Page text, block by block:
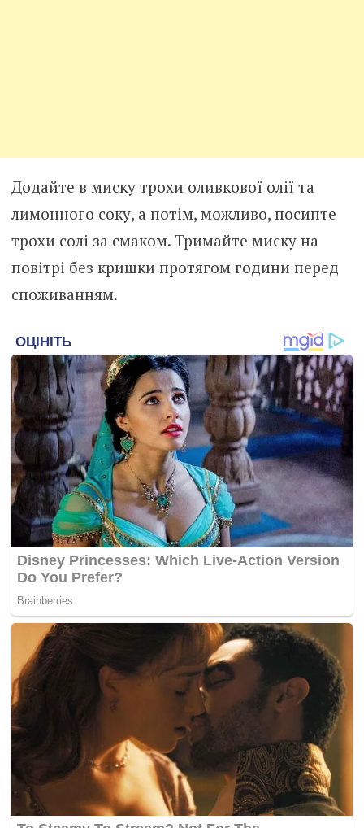
Додайте в миску трохи оливкової олії та
лимонного соку, а потім, можливо, посипте
трохи солі за смаком. Тримайте миску на
повітрі без кришки протягом години перед
споживанням.